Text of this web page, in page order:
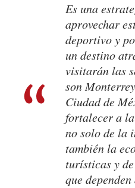
Es una
aprovechar
deportivo y
un destino
visitarán las
son
Ciudad de
fortalecer a
no solo de la
también la
turísticas y
que